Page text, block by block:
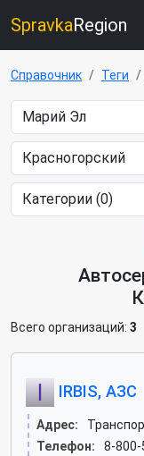
SpravkaRegion
Справочник Теги
Всего организаций: 3
IRBIS, АЗС
Адрес:
Телефон:
8-800-